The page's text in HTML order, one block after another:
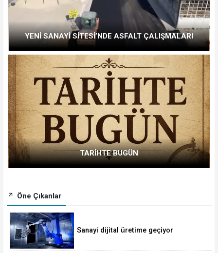
YENİ SANAYİ SİTESİ’NDE ASFALT ÇALIŞMALARI
TARİHTE BUGÜN
Öne Çıkanlar
Sanayi dijital üretime geçiyor